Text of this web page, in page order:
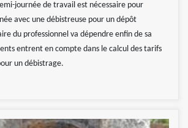
journée de travail est nécessaire pour
avec une débistreuse pour un dépôt
du professionnel va dépendre enfin de sa
entrent en compte dans le calcul des tarifs
un débistrage.